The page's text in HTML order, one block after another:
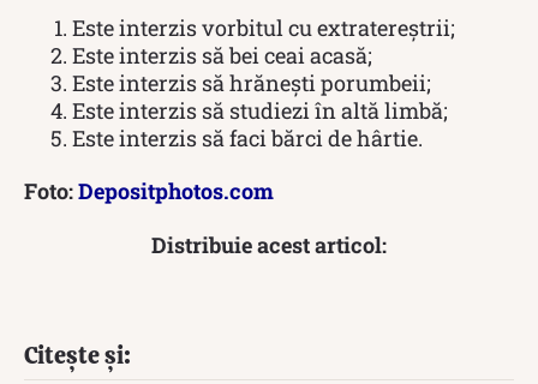
Este interzis vorbitul cu extratereștrii;
Este interzis să bei ceai acasă;
Este interzis să hrănești porumbeii;
Este interzis să studiezi în altă limbă;
Este interzis să faci bărci de hârtie.
Foto:Depositphotos.com
Distribuie acest articol:
Citește și: